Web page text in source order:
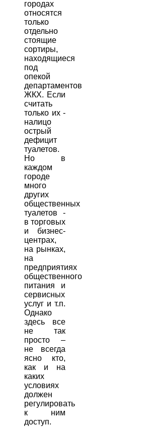
городах
относятся
только
отдельно
стоящие
сортиры,
находящиеся
под
опекой
департаментов
ЖКХ. Если
считать
только их -
налицо
острый
дефицит
туалетов.
Но в
каждом
городе
много
других
общественных
туалетов -
в торговых
и бизнес-
центрах,
на рынках,
на
предприятиях
общественного
питания и
сервисных
услуг и т.п.
Однако
здесь все
не так
просто –
не всегда
ясно кто,
как и на
каких
условиях
должен
регулировать
к ним
доступ.